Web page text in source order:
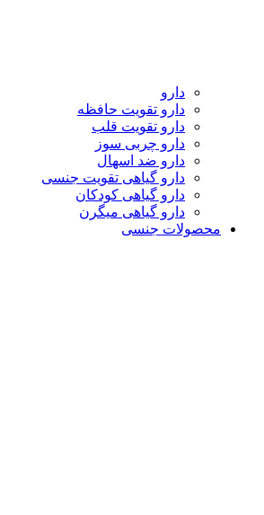
دارو
دارو تقویت حافظه
دارو تقویت قلب
دارو چربی سوز
دارو ضد اسهال
دارو گیاهی تقویت جنسی
دارو گیاهی کودکان
دارو گیاهی میگرن
محصولات جنسی